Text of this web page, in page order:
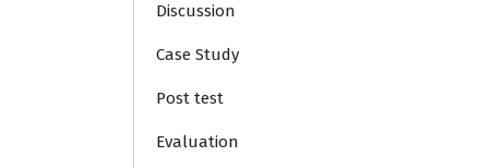
Discussion
Case Study
Post test
Evaluation